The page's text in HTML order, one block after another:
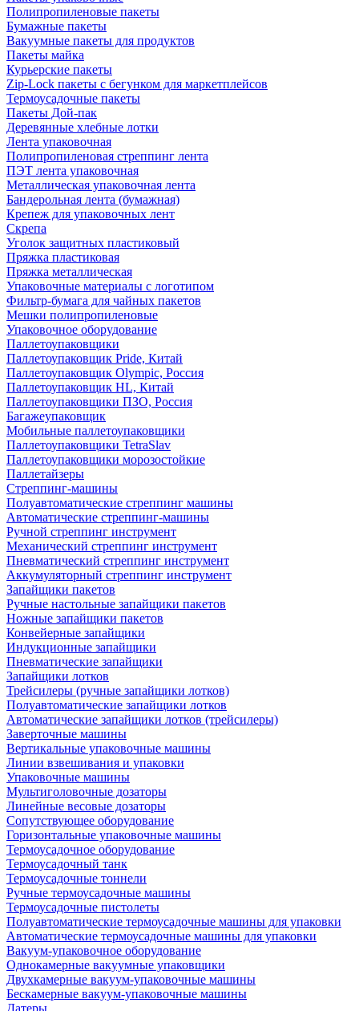
Полипропиленовые пакеты
Бумажные пакеты
Вакуумные пакеты для продуктов
Пакеты майка
Курьерские пакеты
Zip-Lock пакеты с бегунком для маркетплейсов
Термоусадочные пакеты
Пакеты Дой-пак
Деревянные хлебные лотки
Лента упаковочная
Полипропиленовая стреппинг лента
ПЭТ лента упаковочная
Металлическая упаковочная лента
Бандерольная лента (бумажная)
Крепеж для упаковочных лент
Скрепа
Уголок защитных пластиковый
Пряжка пластиковая
Пряжка металлическая
Упаковочные материалы с логотипом
Фильтр-бумага для чайных пакетов
Мешки полипропиленовые
Упаковочное оборудование
Паллетоупаковщики
Паллетоупаковщик Pride, Китай
Паллетоупаковщик Olympic, Россия
Паллетоупаковщик HL, Китай
Паллетоупаковщики ПЗО, Россия
Багажеупаковщик
Мобильные паллетоупаковщики
Паллетоупаковщики TetraSlav
Паллетоупаковщики морозостойкие
Паллетайзеры
Стреппинг-машины
Полуавтоматические стреппинг машины
Автоматические стреппинг-машины
Ручной стреппинг инструмент
Механический стреппинг инструмент
Пневматический стреппинг инструмент
Аккумуляторный стреппинг инструмент
Запайщики пакетов
Ручные настольные запайщики пакетов
Ножные запайщики пакетов
Конвейерные запайщики
Индукционные запайщики
Пневматические запайщики
Запайщики лотков
Трейсилеры (ручные запайщики лотков)
Полуавтоматические запайщики лотков
Автоматические запайщики лотков (трейсилеры)
Заверточные машины
Вертикальные упаковочные машины
Линии взвешивания и упаковки
Упаковочные машины
Мультиголовочные дозаторы
Линейные весовые дозаторы
Сопутствующее оборудование
Горизонтальные упаковочные машины
Термоусадочное оборудование
Термоусадочный танк
Термоусадочные тоннели
Ручные термоусадочные машины
Термоусадочные пистолеты
Полуавтоматические термоусадочные машины для упаковки
Автоматические термоусадочные машины для упаковки
Вакуум-упаковочное оборудование
Однокамерные вакуумные упаковщики
Двухкамерные вакуум-упаковочные машины
Бескамерные вакуум-упаковочные машины
Датеры